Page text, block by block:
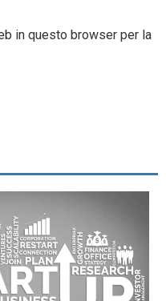
in questo browser per la